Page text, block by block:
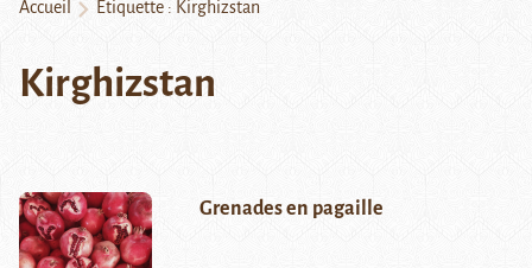
Accueil Étiquette : Kirghizstan
Kirghizstan
Grenades en pagaille